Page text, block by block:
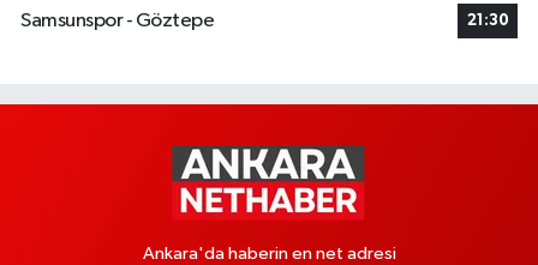
Samsunspor - Göztepe
21:30
Ankara'da haberin en net adresi